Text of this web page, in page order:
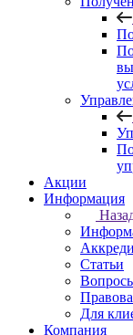
Акции
Информация
Статьи
Для
Компания